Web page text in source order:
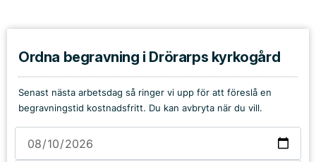
Ordna begravning i Drörarps kyrkogård
Senast nästa arbetsdag så ringer vi upp för att föreslå en
begravningstid kostnadsfritt. Du kan avbryta när du vill.